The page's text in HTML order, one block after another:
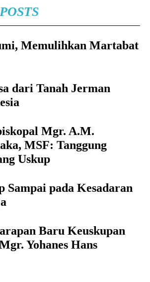
Memulihkan Martabat
dari Tanah Jerman
Mgr. A.M.
MSF: Tanggung
Uskup
Sampai pada Kesadaran
Baru Keuskupan
Yohanes Hans